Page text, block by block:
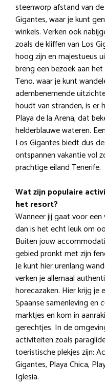
steenworp afstand van
Gigantes, waar je kunt
winkels. Verken ook
zoals de kliffen van Los
hoog zijn en majestueus
breng een bezoek aan
Teno, waar je kunt
adembenemende
houdt van stranden, is er
Playa de la Arena, dat
helderblauwe wateren.
Los Gigantes biedt dus
ontspannen vakantie vol
prachtige eiland Tenerife.
Wat zijn populaire
het resort?
Wanneer jij gaat voor
dan is het echt leuk om
Buiten jouw
gebied pronkt met zijn
Je kunt hier urenlang
verken je allemaal
horecazaken. Hier krijg je
Spaanse samenleving en
marktjes en kom in
gerechtjes. In de
activiteiten zoals
toeristische plekjes zijn:
Gigantes, Playa Chica,
Iglesia.